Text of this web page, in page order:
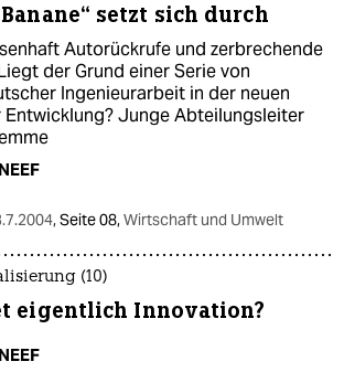
Banane“ setzt sich durch
Autorückrufe und zerbrechende
der Grund einer Serie von
Ingenieurarbeit in der neuen
Junge Abteilungsleiter
,Seite 08,Wirtschaft und Umwelt
(10)
eigentlich Innovation?